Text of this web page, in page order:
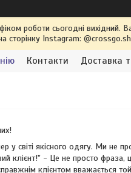
роботи сьогодні
сторінку Instagram:
Контакти Доставка
у світі якісного одягу. Ми не
клієнт!" - Це не просто
клієнтом вважається